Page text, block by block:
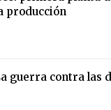
producción
guerra contra las